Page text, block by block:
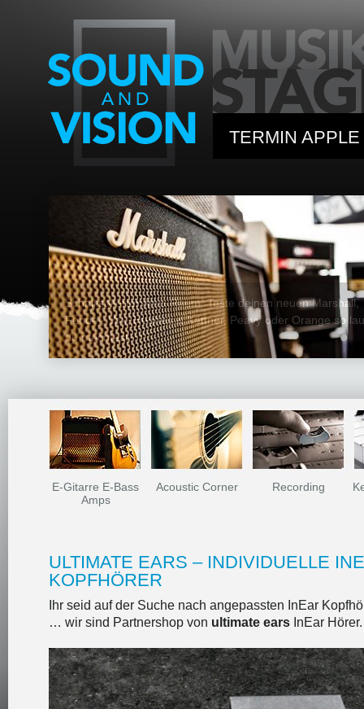
TERMIN
WERKSTATT
PARTNER /
DANKESCHÖN
E-Gitarre E-Bass
Amps
Acoustic Corner Recording
ULTIMATE EARS – INDIVIDUELLE
KOPFHÖRER
Ihr seid auf der Suche nach angepassten InEar
… wir sind Partnershop von ultimate ears InEar Hörer.